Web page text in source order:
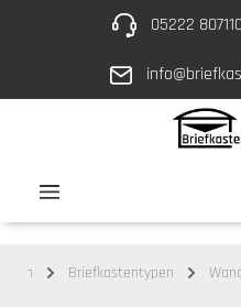
Zum Hauptinhalt springen
05222
Briefkastentypen